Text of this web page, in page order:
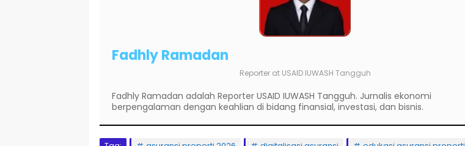
Fadhly Ramadan
Reporter at USAID IUWASH Tangguh
Fadhly Ramadan adalah Reporter USAID IUWASH Tangguh. Jurnalis ekonomi
berpengalaman dengan keahlian di bidang finansial, investasi, dan bisnis.